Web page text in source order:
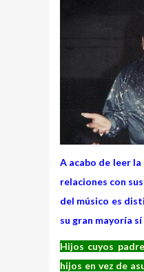
A acabo de leer
relaciones con
del músico es
su gran mayoría
Hijos cuyos
hijos en vez de